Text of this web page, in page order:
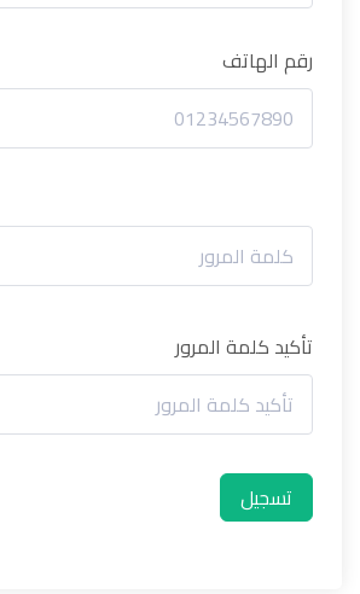
رقم الهاتف
تأكيد كلمة المرور
تسجيل